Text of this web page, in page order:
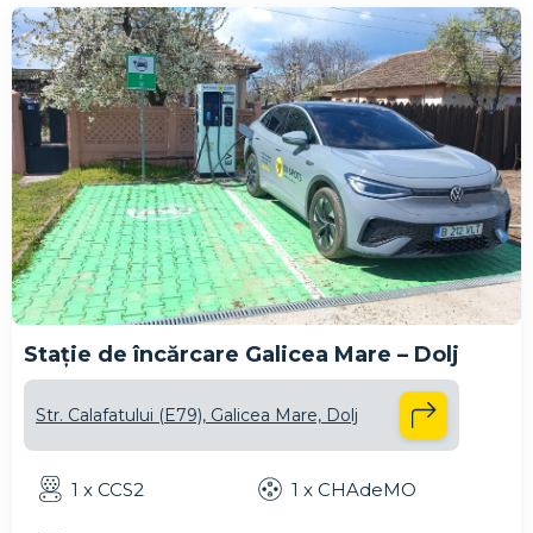
Stație de încărcare Galicea Mare – Dolj
Str. Calafatului (E79), Galicea Mare, Dolj
1 x CCS2 1 x CHAdeMO